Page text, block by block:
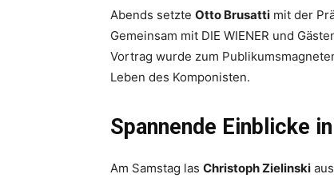
Abends setzte Otto Brusatti mit der
Gemeinsam mit DIE WIENER und
Vortrag wurde zum
Leben des Komponisten.
Spannende Einblicke
Am Samstag las Christoph Zielinski